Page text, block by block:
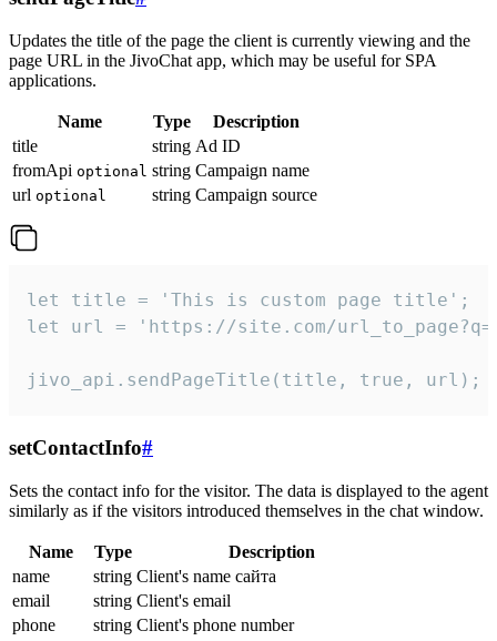
Updates the title of the page the client is currently viewing and the
page URL in the JivoChat app, which may be useful for SPA
applications.
Name Type
Description
title
string Ad ID
fromApi optional string Campaign name
url optional string Campaign source
let title = 'This is custom page title';
let url = 'https://site.com/
jivo_api.sendPageTitle(title, true, url);
setContactInfo#
Sets the contact info for the visitor. The data is displayed to the agent
similarly as if the visitors introduced themselves in the chat window.
Name Type
Description
name
string Client's name сайта
email
string Client's email
phone
string Client's phone number